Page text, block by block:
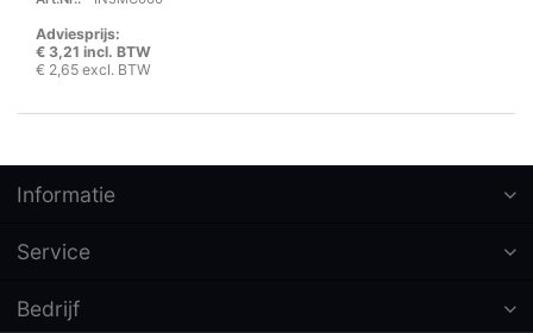
Adviesprijs:
€ 3,21 incl. BTW
€ 2,65 excl. BTW
Informatie
Service
Bedrijf